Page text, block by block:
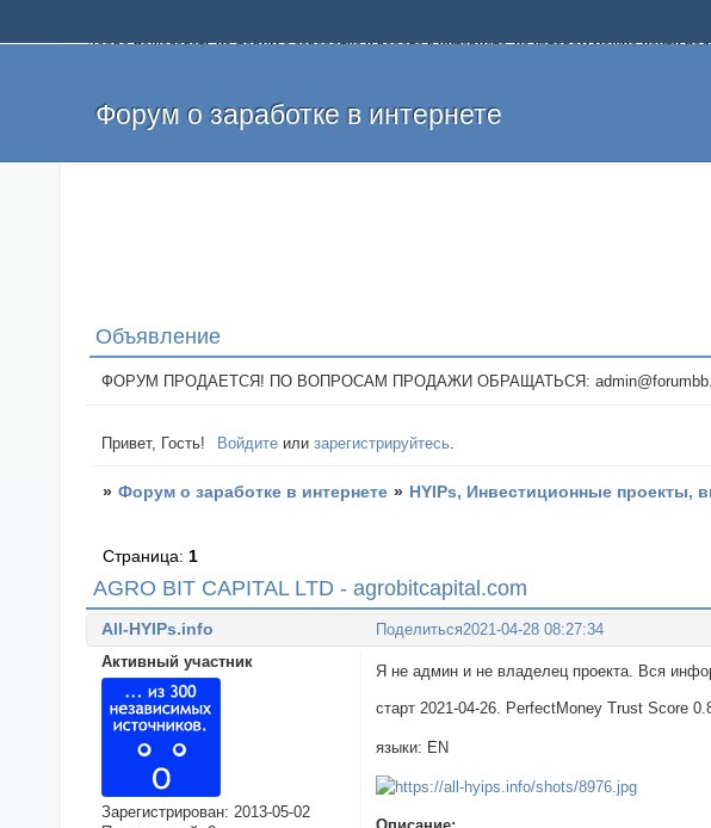
Добро пожаловать на форум о заработке и работе в интернете, на котором можно найти
и оставлять свои отзывы. Если вы знаете, что определенный проект или сайт не платит,
легкие деньги без вложений и регистрации уже сегодня. Создавайте новые темы,
Форум о заработке в интернете
Объявление
ФОРУМ ПРОДАЕТСЯ! ПО ВОПРОСАМ ПРОДАЖИ ОБРАЩАТЬСЯ: admin@forumbb.ru,
Привет, Гость! Войдите илизарегистрируйтесь.
» Форум о заработке в интернете » HYIPs, Инвестиционные проекты,
AGRO BIT CAPITAL LTD - agrobitcapital.com
Страница: 1
Поделиться2021-04-28 08:27:34
All-HYIPs.info
Активный участник
Зарегистрирован: 2013-05-02
Я не админ и не владелец проекта. Вся
старт 2021-04-26. PerfectMoney Trust Score
языки: EN